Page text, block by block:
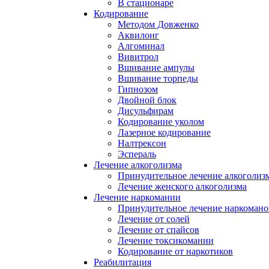
В стационаре
Кодирование
Методом Довженко
Аквилонг
Алгоминал
Вивитрол
Вшивание ампулы
Вшивание торпеды
Гипнозом
Двойной блок
Дисульфирам
Кодирование уколом
Лазерное кодирование
Налтрексон
Эспераль
Лечение алкоголизма
Принудительное лечение
Лечение женского алкоголизма
Лечение наркомании
Принудительное лечение
Лечение от солей
Лечение от спайсов
Лечение токсикомании
Кодирование от наркотиков
Реабилитация